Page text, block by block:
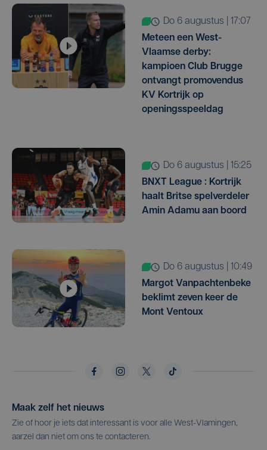
do 6 augustus | 17:07
Meteen een West-
Vlaamse derby:
kampioen Club Brugge
ontvangt promovendus
KV Kortrijk op
openingsspeeldag
do 6 augustus | 15:25
BNXT League : Kortrijk
haalt Britse spelverdeler
Amin Adamu aan boord
do 6 augustus | 10:49
Margot Vanpachtenbeke
beklimt zeven keer de
Mont Ventoux
Maak zelf het nieuws
Zie of hoor je iets dat interessant is voor alle West-Vlamingen,
aarzel dan niet om ons te contacteren.